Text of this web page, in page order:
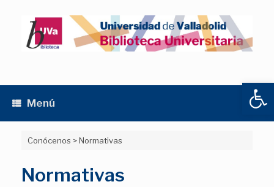
Abrir
contenido
Menú
Conócenos >Normativas
Normativas